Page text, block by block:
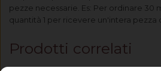
pezze necessarie. Es: Per ordinare 30
quantità 1 per ricevere un'intera pezza
Prodotti correlati